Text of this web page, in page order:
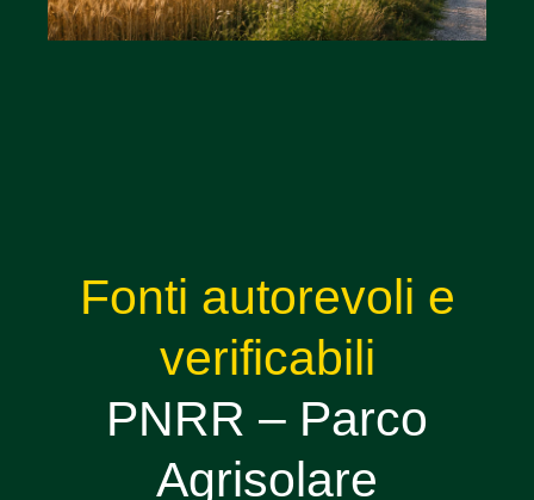
Fonti autorevoli e
verificabili
PNRR – Parco
Agrisolare